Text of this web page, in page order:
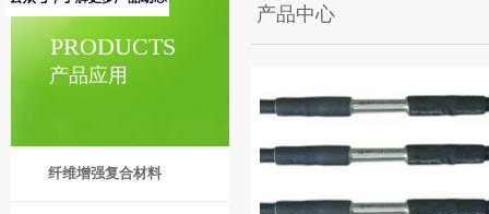
产品应用
PRODUCTS
纤维增强复合材料
产品中心